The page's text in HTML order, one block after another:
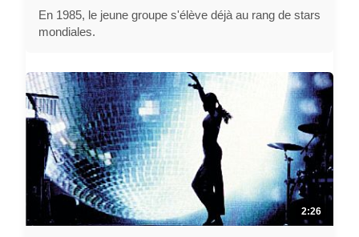
En 1985, le jeune groupe s'élève déjà au rang de stars
mondiales.
2:26